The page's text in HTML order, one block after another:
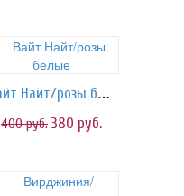
Вайт Найт/розы белые
400руб. 380 руб.